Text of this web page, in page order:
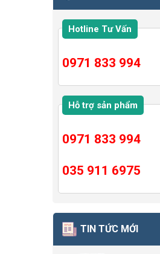
Hotline Tư Vấn
0971 833 994
Hỗ trợ sản phẩm
0971 833 994
035 911 6975
TIN TỨC MỚI